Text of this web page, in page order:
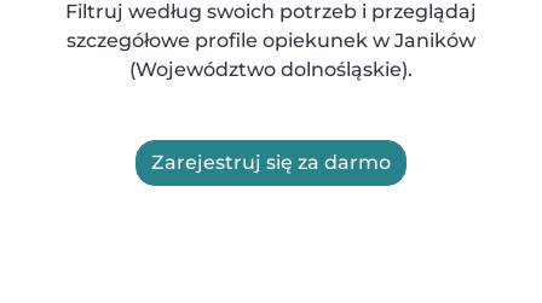
Filtruj według swoich potrzeb i przeglądaj
szczegółowe profile opiekunek w Janików
(Województwo dolnośląskie).
Zarejestruj się za darmo